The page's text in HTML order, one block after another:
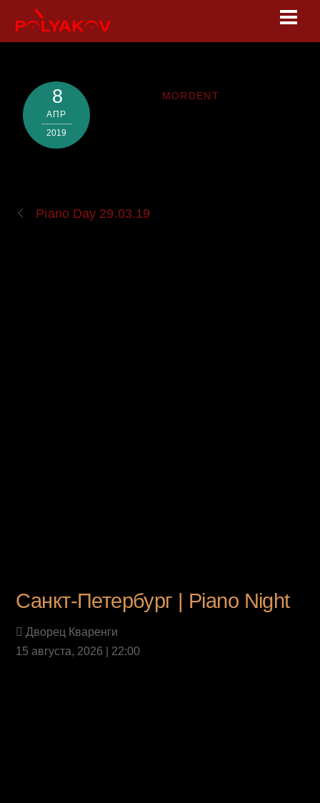
8
АПР
2019
MORDENT
Piano Day 29.03.19
Санкт-Петербург | Piano Night
Дворец Кваренги
15 августа, 2026 | 22:00